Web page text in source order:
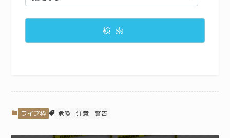
検索
ワイプ枠 危険 注意 警告